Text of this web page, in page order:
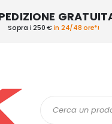
Sopra i 250 €in 24/48 ore*!
Cerca